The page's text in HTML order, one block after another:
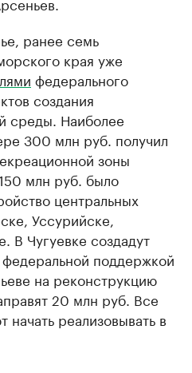
ранее семь
края уже
федерального
создания
среды. Наиболее
300 млн руб. получил
зоны
млн руб. было
центральных
Уссурийске,
В Чугуевке создадут
поддержкой
на реконструкцию
20 млн руб. Все
реализовывать в